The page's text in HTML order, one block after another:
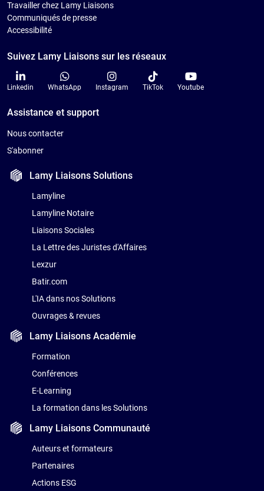
Travailler chez Lamy Liaisons
Communiqués de presse
Accessibilité
Suivez Lamy Liaisons sur les réseaux
Linkedin WhatsApp Instagram TikTok Youtube
Assistance et support
Nous contacter
S'abonner
Lamy LiaisonsSolutions
Lamyline
Lamyline Notaire
Liaisons Sociales
La Lettre des Juristes d'Affaires
Lexzur
Batir.com
L'IA dans nos Solutions
Ouvrages & revues
Lamy LiaisonsAcadémie
Formation
Conférences
E-Learning
La formation dans les Solutions
Lamy LiaisonsCommunauté
Auteurs et formateurs
Partenaires
Actions ESG